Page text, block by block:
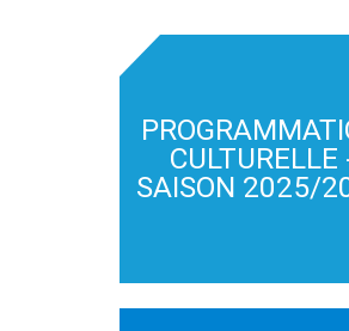
CULTURELLE
SAISON 2025/